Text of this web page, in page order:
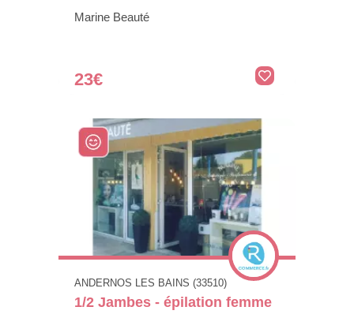
Marine Beauté
23€
ANDERNOS LES BAINS (33510)
1/2 Jambes - épilation femme